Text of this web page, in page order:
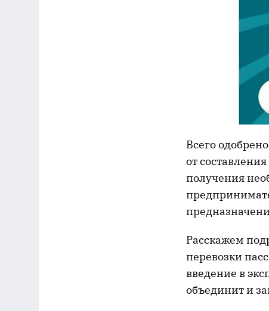
Всего
от
получения
Расскажем
перевозки
введение в
объединит и